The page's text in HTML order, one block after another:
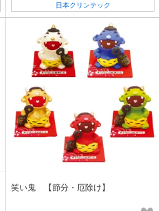
日本クリンテック
笑い鬼 【節分・厄除け】